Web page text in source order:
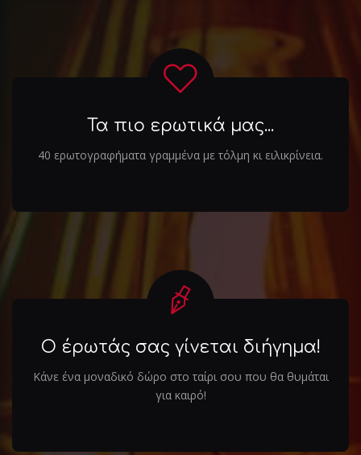
Τα πιο ερωτικά μας...
40 ερωτογραφήματα γραμμένα με τόλμη κι ειλικρίνεια.
Ο έρωτάς σας γίνεται διήγημα!
Κάνε ένα μοναδικό δώρο στο ταίρι σου που θα θυμάται
για καιρό!